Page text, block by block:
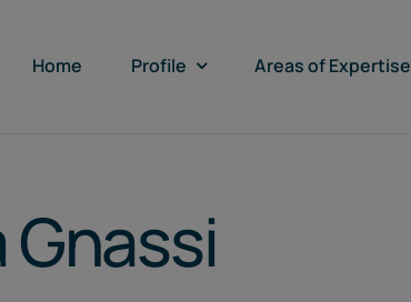
Home Profile Areas of Expertise